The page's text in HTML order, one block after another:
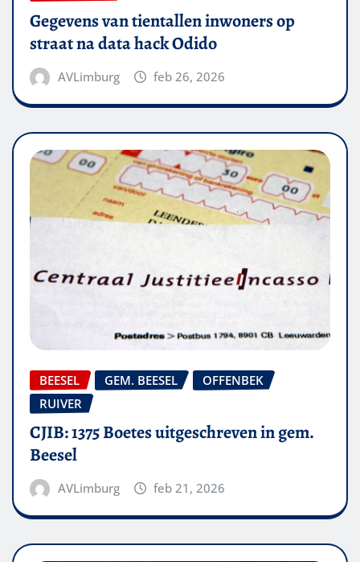
Gegevens van tientallen inwoners op
straat na data hack Odido
AVLimburg feb 26, 2026
BEESEL GEM. BEESEL
OFFENBEK
RUIVER
CJIB: 1375 Boetes uitgeschreven in gem.
Beesel
AVLimburg feb 21, 2026